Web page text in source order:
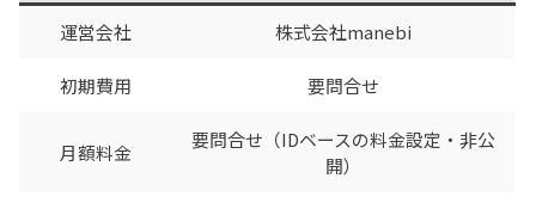
運営会社 株式会社manebi
初期費用 要問合せ
月額料金
要問合せ（IDベースの料金設定・非公
開）